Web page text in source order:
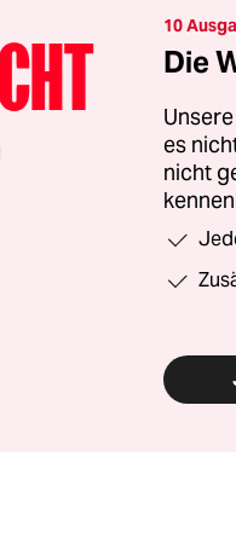
10
Die
es
nicht